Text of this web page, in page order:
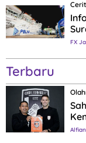
FX
Terbaru
Alfian